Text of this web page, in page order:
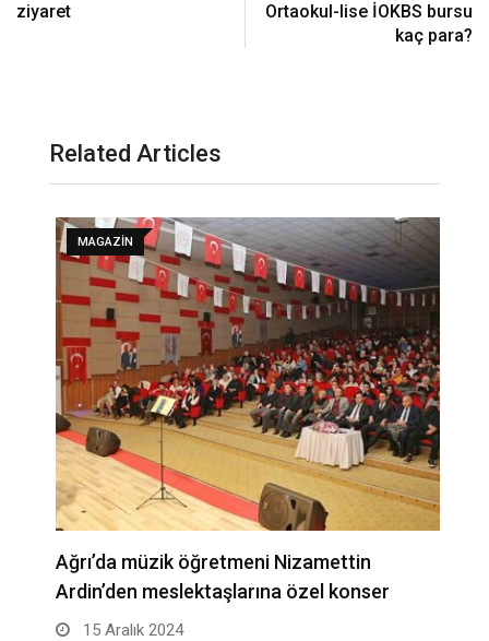
ziyaret
Ortaokul-lise İOKBS bursu
kaç para?
Related Articles
MAGAZIN
Ağrı’da müzik öğretmeni Nizamettin
Ardin’den meslektaşlarına özel konser
15 Aralık 2024